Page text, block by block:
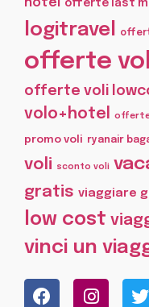
hotel
offerte last
logitravel
offerte
offerte voli
volo+hotel
promo voli ryanair
voli
sconto voli
gratis viaggiare
low cost
vinci un